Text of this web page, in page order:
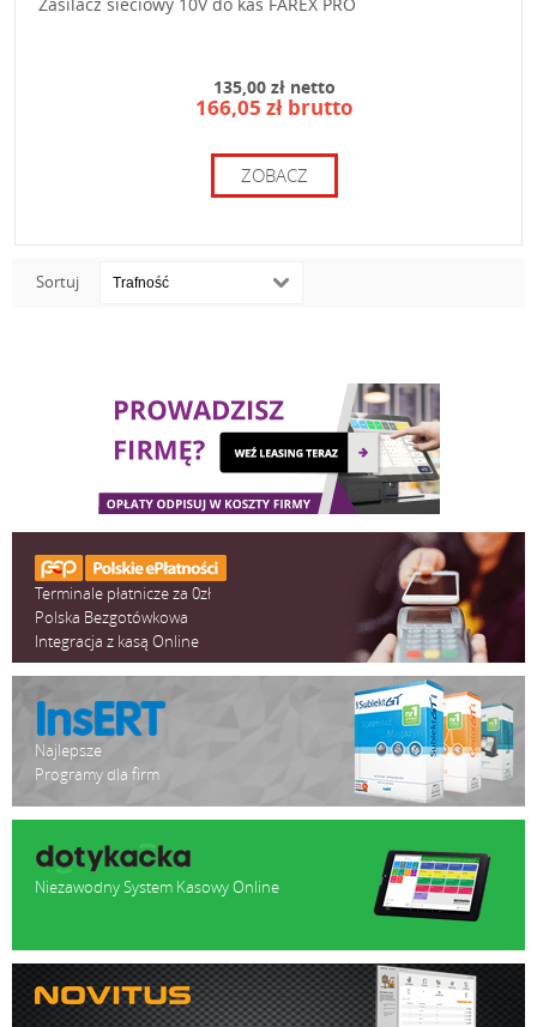
135,00 zł netto
166,05 zł brutto
ZOBACZ
Sortuj
Terminale płatnicze za 0zł
Polska Bezgotówkowa
Integracja z kasą Online
Najlepsze
Programy dla firm
Niezawodny System Kasowy Online